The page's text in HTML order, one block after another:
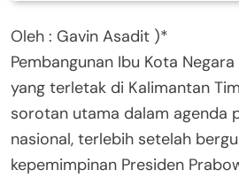
Oleh : Gavin Asadit )*
Pembangunan Ibu Kota
yang terletak di Kalimantan
sorotan utama dalam agenda
nasional, terlebih setelah
kepemimpinan Presiden